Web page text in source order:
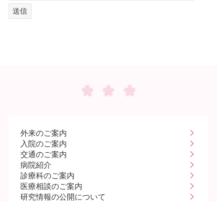
外来のご案内
入院のご案内
交通のご案内
病院紹介
診療科のご案内
医療相談のご案内
研究情報の公開について